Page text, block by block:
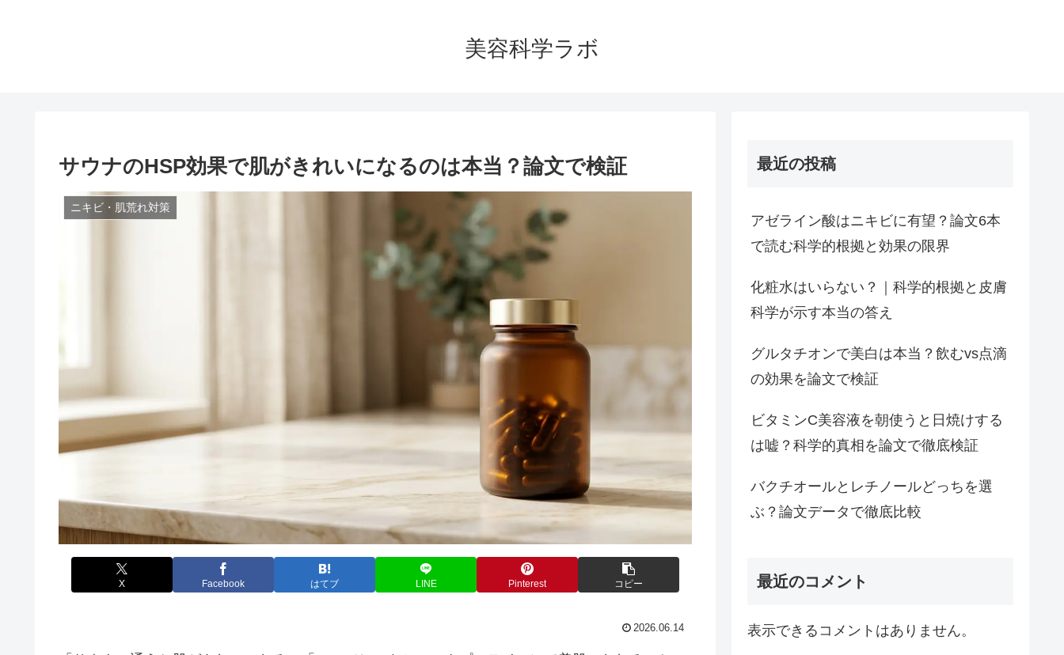
美容科学ラボ
サウナのHSP効果で肌がきれいになるのは本当？論文で検証
ニキビ・肌荒れ対策
X Facebook はてブ LINE Pinterest コピー
2026.06.14
最近の投稿
アゼライン酸はニキビに有望？論文6本
で読む科学的根拠と効果の限界
化粧水はいらない？｜科学的根拠と皮膚
科学が示す本当の答え
グルタチオンで美白は本当？飲むvs点滴
の効果を論文で検証
ビタミンC美容液を朝使うと日焼けする
は嘘？科学的真相を論文で徹底検証
バクチオールとレチノールどっちを選
ぶ？論文データで徹底比較
最近のコメント
表示できるコメントはありません。